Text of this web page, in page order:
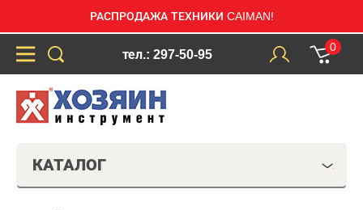
РАСПРОДАЖА ТЕХНИКИ CAIMAN!
тел.: 297-50-95
0
КАТАЛОГ